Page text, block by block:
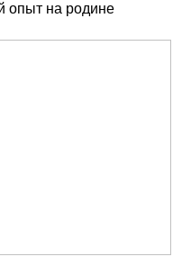
опыт на родине